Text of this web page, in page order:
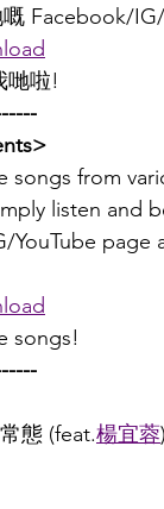
Facebook/
哋啦!
songs from
listen and
songs!
態 (feat.楊宜蓉)